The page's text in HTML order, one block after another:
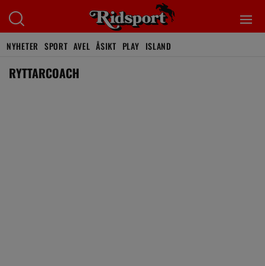
NYHETER SPORT AVEL ÅSIKT PLAY ISLAND
RYTTARCOACH